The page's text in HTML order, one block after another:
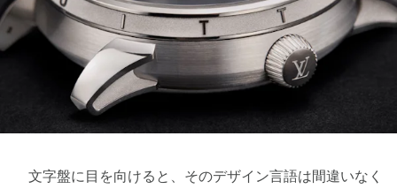
文字盤に目を向けると、そのデザイン言語は間違いなく